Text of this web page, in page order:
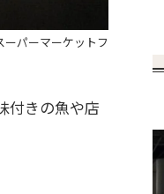
パーマーケットフ
付きの魚や店